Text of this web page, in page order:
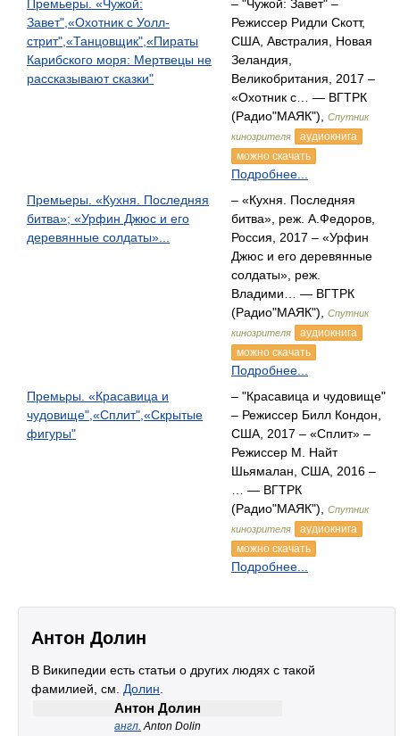
Премьеры. «Чужой:
Завет",«Охотник с Уолл-
стрит",«Танцовщик",«Пираты
Карибского моря: Мертвецы не
рассказывают сказки"
– "Чужой: Завет" –
Режиссер Ридли Скотт,
США, Австралия, Новая
Зеландия,
Великобритания, 2017 –
«Охотник с… — ВГТРК
(Радио"МАЯК"),
Спутник
кинозрителя
аудиокнига
можно скачать
Подробнее...
Премьеры. «Кухня. Последняя
битва»; «Урфин Джюс и его
деревянные солдаты»...
– «Кухня. Последняя
битва», реж. А.Федоров,
Россия, 2017 – «Урфин
Джюс и его деревянные
солдаты», реж.
Владими… — ВГТРК
(Радио"МАЯК"),
Спутник
кинозрителя
аудиокнига
можно скачать
Подробнее...
Премьры. «Красавица и
чудовище",«Сплит",«Скрытые
фигуры"
– "Красавица и чудовище"
– Режиссер Билл Кондон,
США, 2017 – «Сплит» –
Режиссер М. Найт
Шьямалан, США, 2016 –
… — ВГТРК
(Радио"МАЯК"),
Спутник
кинозрителя
аудиокнига
можно скачать
Подробнее...
Антон Долин
В Википедии есть статьи о других людях с такой
фамилией, см. Долин
Антон Долин
англ. Anton Dolin